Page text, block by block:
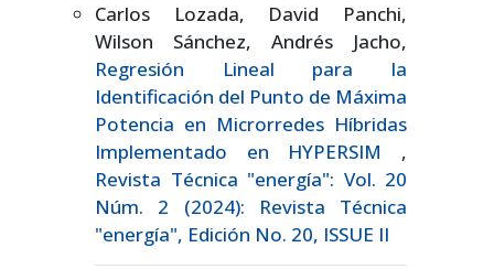
Carlos Lozada, David Panchi,
Wilson Sánchez, Andrés Jacho,
Regresión Lineal para la
Identificación del Punto de Máxima
Potencia en Microrredes Híbridas
Implementado en HYPERSIM ,
Revista Técnica "energía": Vol. 20
Núm. 2 (2024): Revista Técnica
"energía", Edición No. 20, ISSUE II